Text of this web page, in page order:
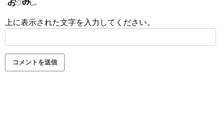
上に表示された文字を入力してください。